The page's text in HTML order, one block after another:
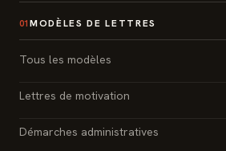
01 MODÈLES DE LETTRES
Tous les modèles
Lettres de motivation
Démarches administratives